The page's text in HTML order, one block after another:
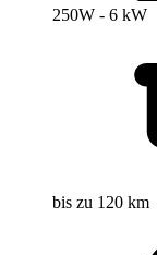
250W - 6 kW
bis zu 120 km